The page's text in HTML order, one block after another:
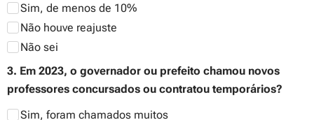
Sim, de menos de 10%
Não houve reajuste
Não sei
3. Em 2023, o governador ou prefeito chamou novos
professores concursados ou contratou temporários?
Sim, foram chamados muitos